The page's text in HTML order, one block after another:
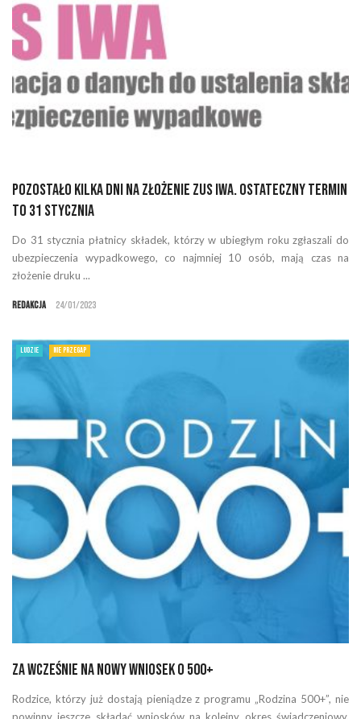
Pozostało kilka dni na złożenie ZUS IWA. Ostateczny termin
to 31 stycznia
Do 31 stycznia płatnicy składek, którzy w ubiegłym roku zgłaszali do
ubezpieczenia wypadkowego, co najmniej 10 osób, mają czas na
złożenie druku ...
Redakcja 24/01/2023
LUDZIE NIE PRZEGAP
Za wcześnie na nowy wniosek o 500+
Rodzice, którzy już dostają pieniądze z programu „Rodzina 500+”, nie
powinny jeszcze składać wniosków na kolejny okres świadczeniowy.